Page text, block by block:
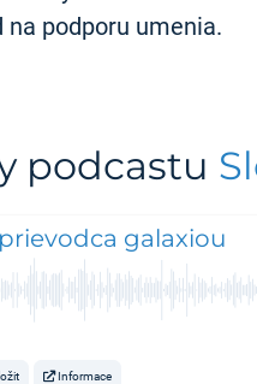
podporu umenia.
podcastu
galaxiou
Informace